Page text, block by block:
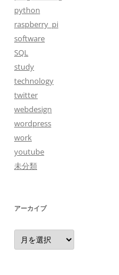
python
raspberry_pi
software
SQL
study
technology
twitter
webdesign
wordpress
work
youtube
未分類
アーカイブ
ア
ー
カ